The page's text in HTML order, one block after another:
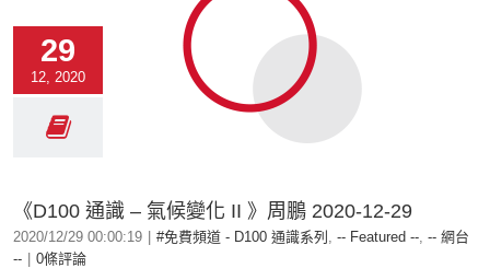
29
12, 2020
《D100 通識 – 氣候變化 II 》周鵬 2020-12-29
2020/12/29 00:00:19 #免費頻道 - D100 通識系列 , -- Featured --, -- 網台
--
0條評論